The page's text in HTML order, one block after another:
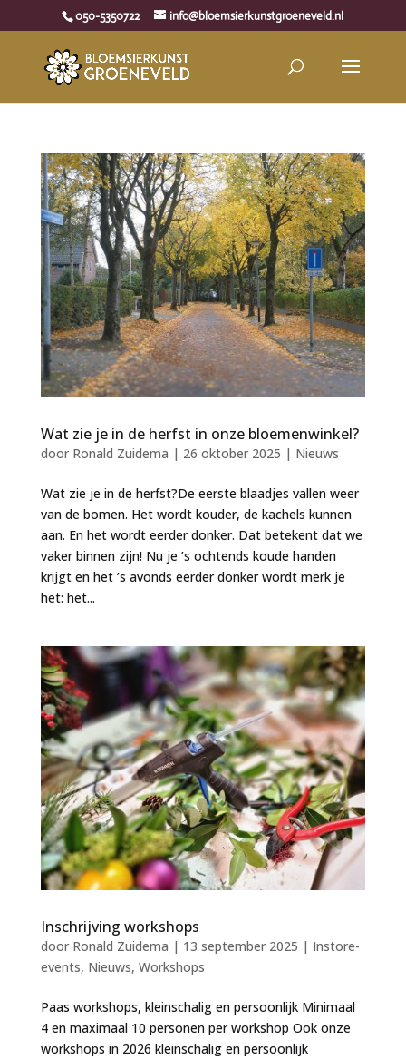
050-5350722 info@bloemsierkunstgroeneveld.nl
Wat zie je in de herfst in onze bloemenwinkel?
door Ronald Zuidema | 26 oktober 2025 | Nieuws
Wat zie je in de herfst?De eerste blaadjes vallen weer
van de bomen. Het wordt kouder, de kachels kunnen
aan. En het wordt eerder donker. Dat betekent dat we
vaker binnen zijn! Nu je ’s ochtends koude handen
krijgt en het ’s avonds eerder donker wordt merk je
het: het...
Inschrijving workshops
door Ronald Zuidema | 13 september 2025 | Instore-
events, Nieuws, Workshops
Paas workshops, kleinschalig en persoonlijk Minimaal
4 en maximaal 10 personen per workshop Ook onze
workshops in 2026 kleinschalig en persoonlijk